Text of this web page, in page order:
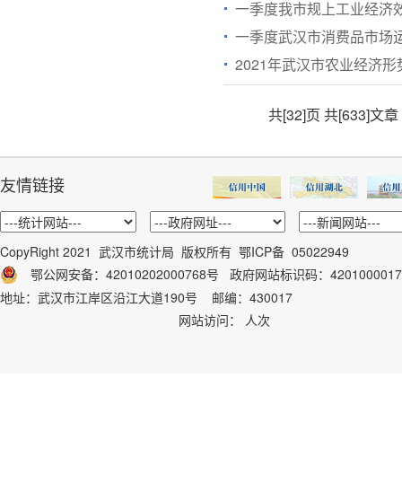
一季度我市规上工业经济
一季度武汉市消费品市场
2021年武汉市农业经济形
共[32]页 共[633]文章
友情链接
CopyRight 2021 武汉市统计局 版权所有 鄂ICP备 05022949
鄂公网安备：42010202000768号 政府网站标识码： 4201000017
地址：武汉市江岸区沿江大道190号 邮编：430017
网站访问： 人次